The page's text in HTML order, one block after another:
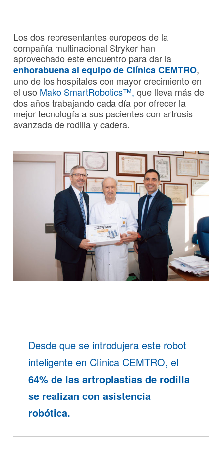
Los dos representantes europeos de la
compañía multinacional Stryker han
aprovechado este encuentro para dar la
enhorabuena al equipo de Clínica CEMTRO,
uno de los hospitales con mayor crecimiento en
el uso Mako SmartRobotics™, que lleva más de
dos años trabajando cada día por ofrecer la
mejor tecnología a sus pacientes con artrosis
avanzada de rodilla y cadera.
Desde que se introdujera este robot
inteligente en Clínica CEMTRO, el
64% de las artroplastias de rodilla
se realizan con asistencia
robótica.